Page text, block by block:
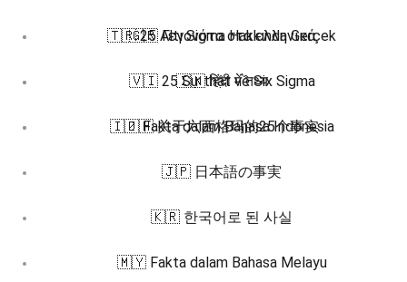
🇹🇷 25 Altı Sigma Hakkında Gerçek
🇻🇮 25 Sự thật về Six Sigma
🇿🇭 关于六西格玛的25个事实
🇬🇷 Γεγονότα στα ελληνικά
🇮🇳 हिंदी में तथ्य
🇮🇩 Fakta dalam Bahasa Indonesia
🇯🇵 日本語の事実
🇰🇷 한국어로 된 사실
🇲🇾 Fakta dalam Bahasa Melayu